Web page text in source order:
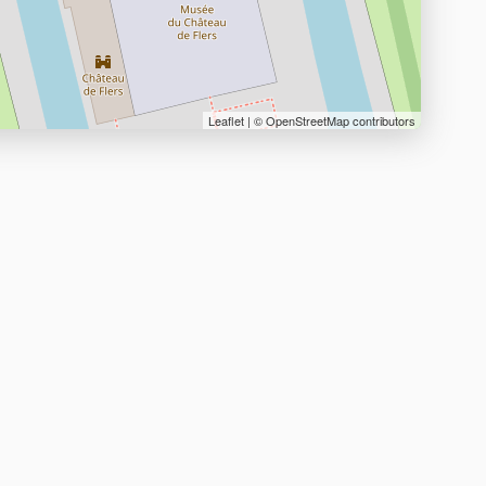
Leaflet | ©OpenStreetMapcontributors